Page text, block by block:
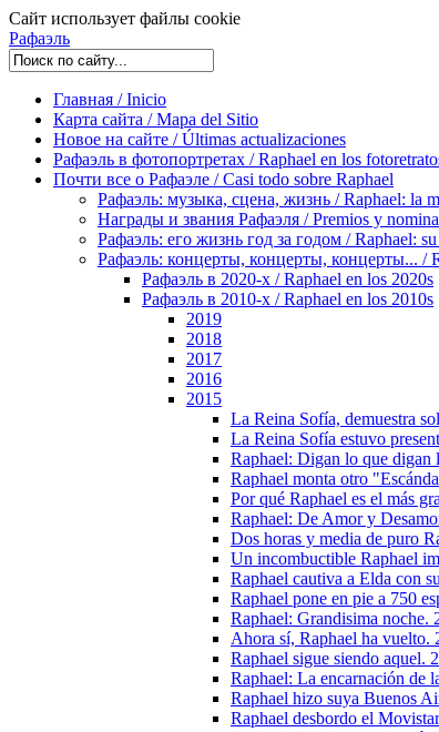
Сайт использует файлы cookie
Рафаэль
Главная / Inicio
Карта сайта / Mapa del Sitio
Новое на сайте / Últimas actualizaciones
Рафаэль в фотопортретах / Raphael en los
Почти все о Рафаэле / Casi todo sobre Raphael
Рафаэль: музыка, сцена, жизнь / Raphael: la
Награды и звания Рафаэля / Premios y
Рафаэль: его жизнь год за годом / Raphael:
Рафаэль: концерты, концерты, концерты... /
Рафаэль в 2020-х / Raphael en los 2020s
Рафаэль в 2010-х / Raphael en los 2010s
2019
2018
2017
2016
2015
La Reina Sofía, demuestra
La Reina Sofía estuvo
Raphael: Digan lo que digan
Raphael monta otro
Por qué Raphael es el más
Raphael: De Amor y
Dos horas y media de puro
Un incombuctible Raphael
Raphael cautiva a Elda con
Raphael pone en pie a 750
Raphael: Grandisima noche.
Ahora sí, Raphael ha vuelto.
Raphael sigue siendo aquel.
Raphael: La encarnación de
Raphael hizo suya Buenos
Raphael desbordo el